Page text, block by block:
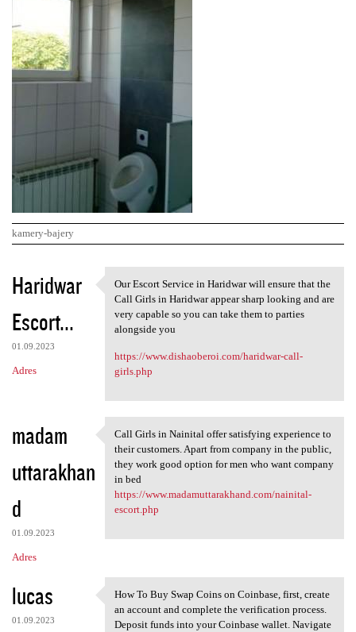
kamery-bajery
K
o
m
e
n
r
e
Haridwar
Escort...
01.09.2023
Adres
Our Escort Service in
Our Escort Service in Haridwar will ensure that the
Call Girls in Haridwar appear sharp looking and are
very capable so you can take them to parties
alongside you
https://www.dishaoberoi.com/haridwar-call-
girls.php
madam
uttarakhan
d
01.09.2023
Adres
Call Girls in Nainital offer
Call Girls in Nainital offer satisfying experience to
their customers. Apart from company in the public,
they work good option for men who want company
in bed
https://www.madamuttarakhand.com/nainital-
escort.php
lucas
01.09.2023
How To Buy Swap Coins on
How To Buy Swap Coins on Coinbase, first, create
an account and complete the verification process.
Deposit funds into your Coinbase wallet. Navigate